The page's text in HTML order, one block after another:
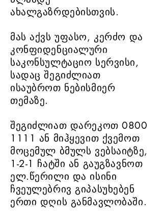
ახალგაზრდებისთვის.
მას აქვს უფასო, კერძო და
კონფიდენციალური
საკონსულტაციო სერვისი,
სადაც შეგიძლიათ
ისაუბროთ ნებისმიერ
თემაზე.
შეგიძლიათ დარეკოთ0800
1111 ან მიჰყევით ქვემოთ
მოცემულ ბმულს ვებსაიტზე,
1-2-1 ჩატში ან გაუგზავნოთ
ელ.წერილი და ისინი
ჩვეულებრივ გიპასუხებენ
ერთი დღის განმავლობაში.